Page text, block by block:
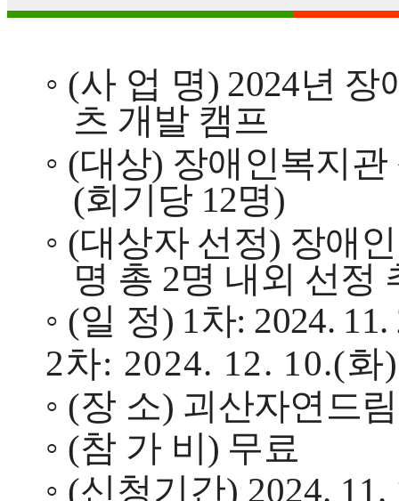
◦ (사 업 명) 2024년 장
츠 개발 캠프
◦ (대상) 장애인복지
(회기당 12명)
◦ (대상자 선정) 장애
명 총 2명 내외 선정
◦ (일 정) 1차: 2024. 11.
2차: 2024. 12. 10.(화
◦ (장 소) 괴산자연드
◦ (참 가 비 ) 무료
◦ (신청기간) 2024. 11.